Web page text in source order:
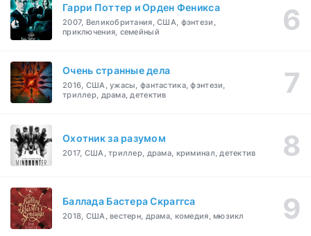
Гарри Поттер и Орден Феникса
2007, Великобритания, США, фэнтези,
приключения, семейный
Очень странные дела
2016, США, ужасы, фантастика, фэнтези,
триллер, драма, детектив
Охотник за разумом
2017, США, триллер, драма, криминал, детектив
Баллада Бастера Скраггса
2018, США, вестерн, драма, комедия, мюзикл